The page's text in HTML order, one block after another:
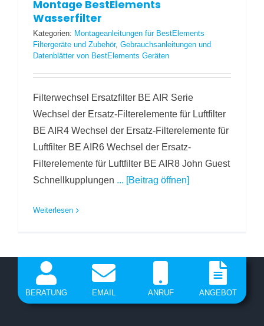
Montage BestElements
Wasserfilter
Kategorien: Montageanleitungen für BestElements
Filtergeräte und Zubehör, Gebrauchsanleitungen und
Datenblätter von BestElements Geräten
Filterwechsel Ersatzfilter BE AIR Serie
Wechsel der Ersatz-Filterelemente für Luftfilter
BE AIR4 Wechsel der Ersatz-Filterelemente für
Luftfilter BE AIR6 Wechsel der Ersatz-
Filterelemente für Luftfilter BE AIR8 John Guest
Schnellkupplungen ... [Beitrag öffnen]
Weiterlesen
BERATUNG EMAIL ANRUF ANGEBOT